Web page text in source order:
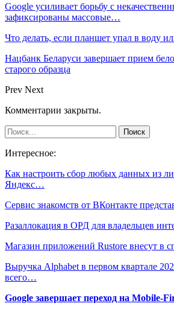
Google усиливает борьбу с
зафиксированы массовые…
Что делать, если планшет упал в воду
Нацбанк Беларуси завершает прием
старого образца
Prev Next
Комментарии закрыты.
Интересное:
Как настроить сбор любых данных из
Яндекс…
Cервис знакомств от ВКонтакте
Разаллокация в ОРД для владельцев
Магазин приложений Rustore внесут в
Выручка Alphabet в первом квартале
всего…
Google завершает переход на Mobile-